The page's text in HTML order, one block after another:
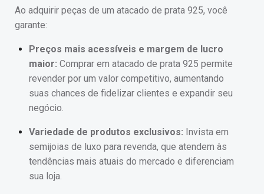
Ao adquirir peças de um atacado de prata 925, você
garante:
Preços mais acessíveis e margem de lucro
maior: Comprar em atacado de prata 925 permite
revender por um valor competitivo, aumentando
suas chances de fidelizar clientes e expandir seu
negócio.
Variedade de produtos exclusivos: Invista em
semijoias de luxo para revenda, que atendem às
tendências mais atuais do mercado e diferenciam
sua loja.